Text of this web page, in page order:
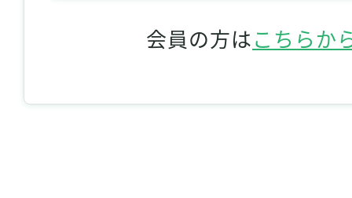
会員の方はこちらか